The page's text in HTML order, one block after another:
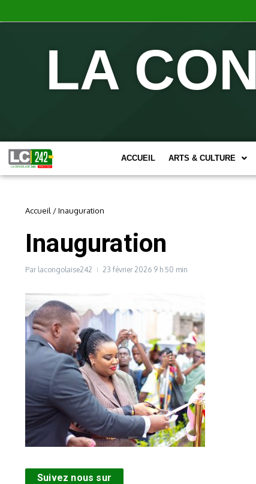
LA
ACCUEIL ARTS & CULTURE
Accueil /Inauguration
Inauguration
Par lacongolaise242 23 février 2026 9 h 50 min
Suivez nous sur